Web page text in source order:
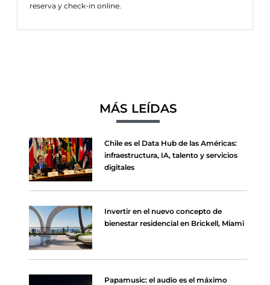
reserva y check-in online.
MÁS LEÍDAS
Chile es el Data Hub de las Américas:
infraestructura, IA, talento y servicios
digitales
Invertir en el nuevo concepto de
bienestar residencial en Brickell, Miami
Papamusic: el audio es el máximo